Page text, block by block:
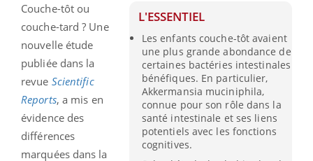
L'ESSENTIEL
Les enfants couche-tôt avaient
une plus grande abondance de
certaines bactéries intestinales
bénéfiques. En particulier,
Akkermansia muciniphila,
connue pour son rôle dans la
santé intestinale et ses liens
potentiels avec les fonctions
cognitives.
Couche-tôt ou
couche-tard ? Une
nouvelle étude
publiée dans la
revue Scientific
Reports, a mis en
évidence des
différences
marquées dans la